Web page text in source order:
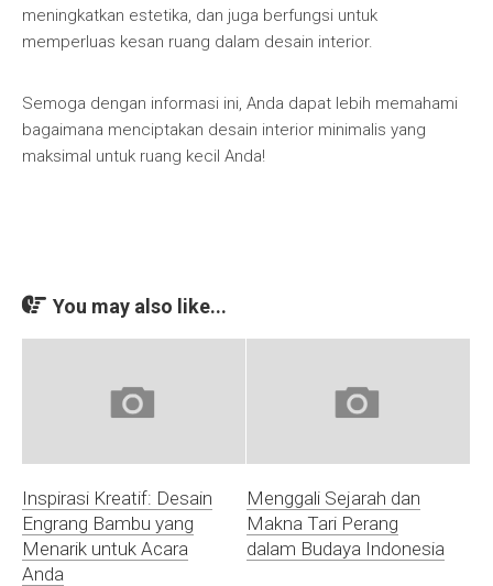
meningkatkan estetika, dan juga berfungsi untuk
memperluas kesan ruang dalam desain interior.
Semoga dengan informasi ini, Anda dapat lebih memahami
bagaimana menciptakan desain interior minimalis yang
maksimal untuk ruang kecil Anda!
You may also like...
Inspirasi Kreatif: Desain
Engrang Bambu yang
Menarik untuk Acara
Anda
Menggali Sejarah dan
Makna Tari Perang
dalam Budaya Indonesia